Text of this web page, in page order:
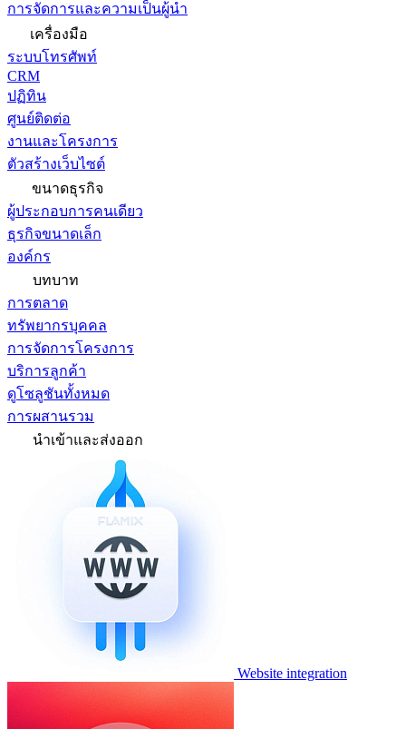
การจัดการและความเป็นผู้นำ
เครื่องมือ
ระบบโทรศัพท์
CRM
ปฏิทิน
ศูนย์ติดต่อ
งานและโครงการ
ตัวสร้างเว็บไซต์
ขนาดธุรกิจ
ผู้ประกอบการคนเดียว
ธุรกิจขนาดเล็ก
องค์กร
บทบาท
การตลาด
ทรัพยากรบุคคล
การจัดการโครงการ
บริการลูกค้า
ดูโซลูชันทั้งหมด
การผสานรวม
นำเข้าและส่งออก
Website integration